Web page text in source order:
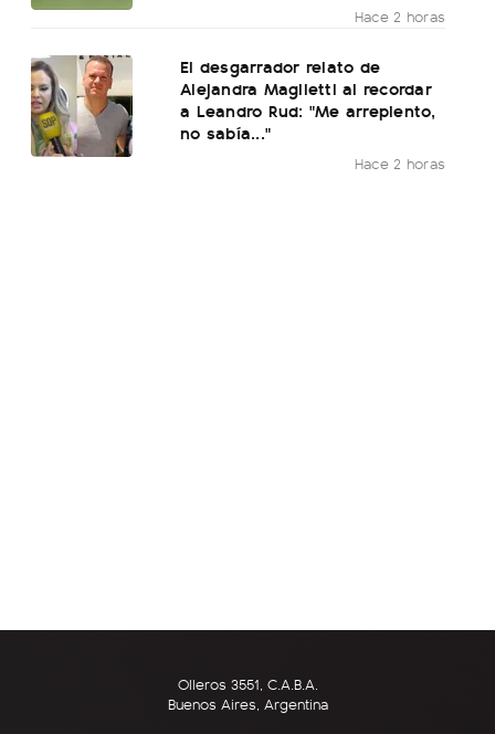
Hace 2 horas
El desgarrador relato de
Alejandra Maglietti al recordar
a Leandro Rud: "Me arrepiento,
no sabía..."
Hace 2 horas
Olleros 3551, C.A.B.A.
Buenos Aires, Argentina